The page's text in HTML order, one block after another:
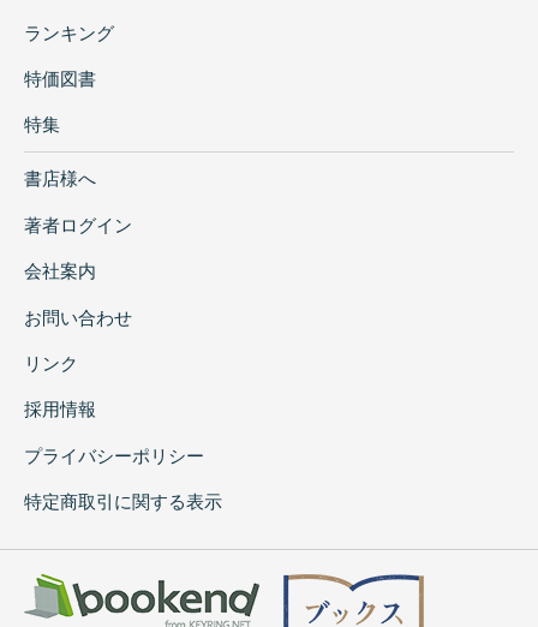
ランキング
特価図書
特集
書店様へ
著者ログイン
会社案内
お問い合わせ
リンク
採用情報
プライバシーポリシー
特定商取引に関する表示